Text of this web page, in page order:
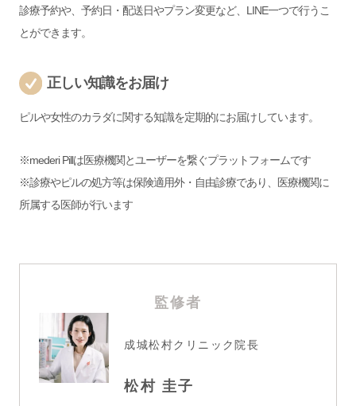
診療予約や、予約日・配送日やプラン変更など、LINE一つで行うこ
とができます。
正しい知識をお届け
ピルや女性のカラダに関する知識を定期的にお届けしています。
※mederi Pillは医療機関とユーザーを繋ぐプラットフォームです
※診療やピルの処方等は保険適用外・自由診療であり、医療機関に
所属する医師が行います
監修者
成城松村クリニック院長
松村 圭子